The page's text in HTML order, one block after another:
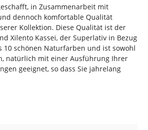
in Zusammenarbeit mit
dennoch komfortable Qualität
Kollektion. Diese Qualität ist der
Xilento Kassei, der Superlativ in Bezug
10 schönen Naturfarben und ist sowohl
natürlich mit einer Ausführung Ihrer
geeignet, so dass Sie jahrelang